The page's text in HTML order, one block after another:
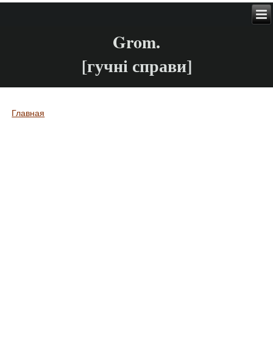
Grom.
[гучні справи]
Вы здесь
Главная